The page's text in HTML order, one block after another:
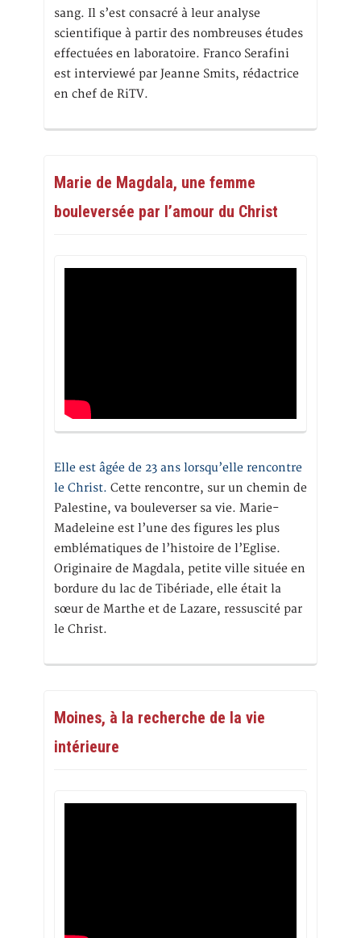
sang. Il s’est consacré à leur analyse
scientifique à partir des nombreuses études
effectuées en laboratoire. Franco Serafini
est interviewé par Jeanne Smits, rédactrice
en chef de RiTV.
Marie de Magdala, une femme
bouleversée par l’amour du Christ
Elle est âgée de 23 ans lorsqu’elle rencontre
le Christ. Cette rencontre, sur un chemin de
Palestine, va bouleverser sa vie. Marie-
Madeleine est l’une des figures les plus
emblématiques de l’histoire de l’Eglise.
Originaire de Magdala, petite ville située en
bordure du lac de Tibériade, elle était la
sœur de Marthe et de Lazare, ressuscité par
le Christ.
Moines, à la recherche de la vie
intérieure